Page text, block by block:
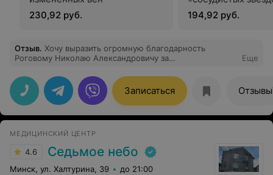
230,92 руб.
194,92 руб.
Отзыв. Хочу выразить огромную благодарность
Роговому Николаю Александровичу за
отношение! Процедура склеротерапии прошла легко и
практически безболезненно. Врач подробно объяснил
все этапы, ответил на мои вопросы и создал
комфортную атмосферу. Уже после первого сеанса я
заметила значительные улучшения и очень довольна
области флебологии — рекомендую обращаться
именно к этому доктору!
Еще
Записаться Отзывы
МЕДИЦИНСКИЙ ЦЕНТР
4.6 Седьмое небо
Минск, ул. Халтурина, 39 до 21:00